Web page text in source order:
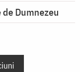
Dumnezeu